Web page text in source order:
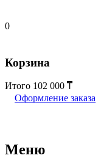
0
Корзина
Итого 102 000
Оформление заказа
Меню